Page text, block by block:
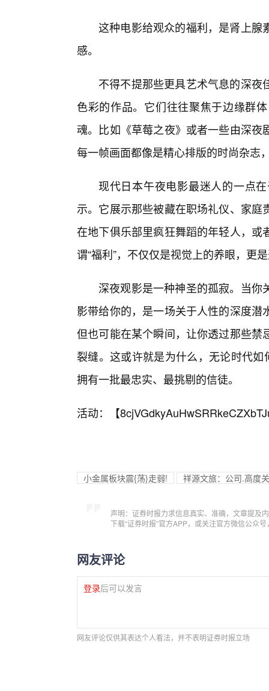
这种电影给观众的福利，是肾上腺
感。
不得不提那些更具艺术气息的深
色彩的作品。它们往往聚焦于边缘群
魂。比如《草莓之夜》或者一些由深
每一帧画面都像是精心排版的时尚杂志
现代日本午夜电影最迷人的一点
示。它展示那些被藏在职场礼仪、家
在地下俱乐部里疯狂舞蹈的年轻人，
谓“福利”，不仅仅是视觉上的养眼，更
深夜观影是一种神圣的孤寂。当
影带给你的，是一场关于人性的深度
但也可能在某个瞬间，让你透过那些
裂缝。这或许就是为什么，无论时代
拥有一批最忠实、最挑剔的信徒。
活动：【
小金属板块震{荡}走弱! 祥源文旅：公司.高度
声明：证券时报力求信息真实、准确，文章提及
下载“证券时报”官方APP，或关注官方微信公众
网友评论
登录后可以发言
网友评论仅供其表达个人看法，并不表明证券时报立场